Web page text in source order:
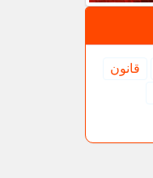
قانون